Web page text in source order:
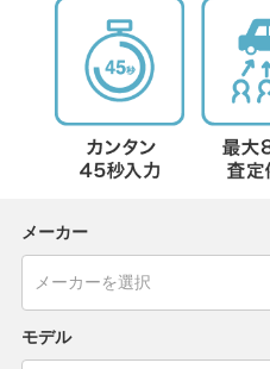
メーカー
モデル